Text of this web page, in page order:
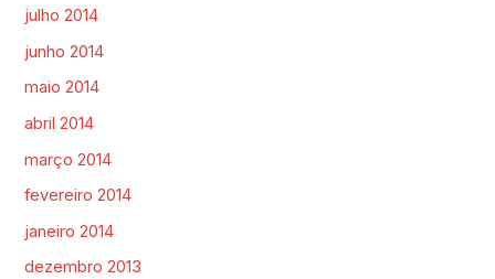
julho 2014
junho 2014
maio 2014
abril 2014
março 2014
fevereiro 2014
janeiro 2014
dezembro 2013